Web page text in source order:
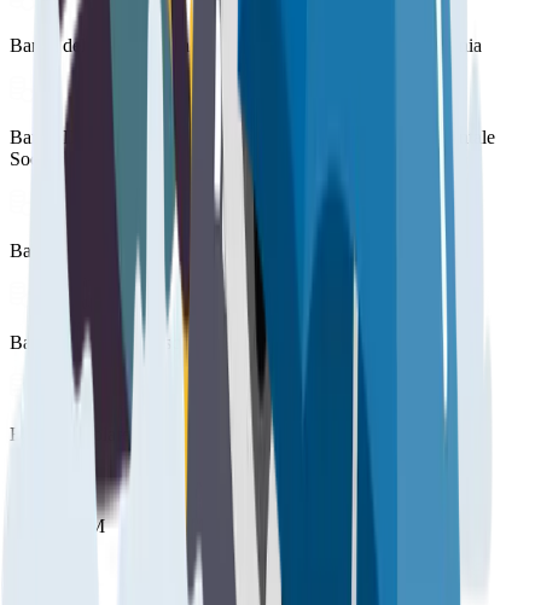
Banca del Cilento di Sassano e Vallo di Diano e della Lucania
Banca Don Rizzo Credito Cooperativo della Sicilia Occidentale
Società Cooperativa
Banca di Imola
Banca Monte dei Paschi di Siena
Banca Popolare del Frusinate
Banco BPM